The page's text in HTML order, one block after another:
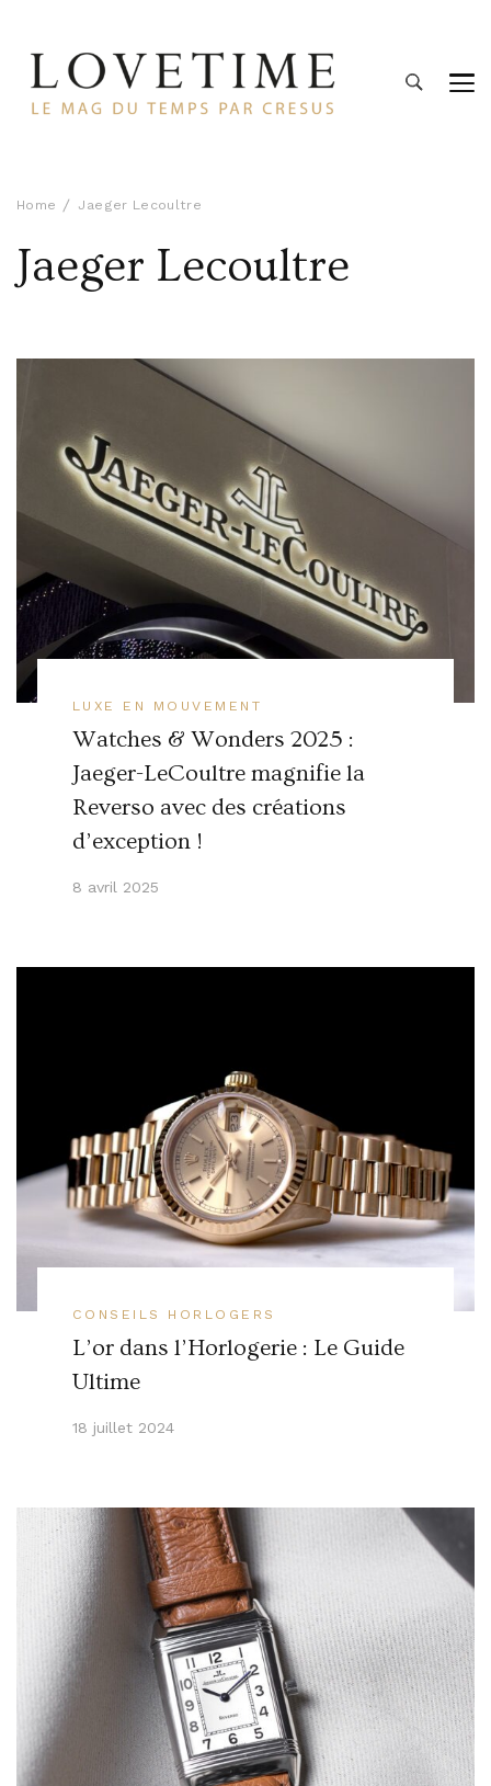
Home Jaeger Lecoultre
Jaeger Lecoultre
LUXE EN MOUVEMENT
Watches & Wonders 2025 :
Jaeger-LeCoultre magnifie la
Reverso avec des créations
d’exception !
8 avril 2025
CONSEILS HORLOGERS
L’or dans l’Horlogerie : Le Guide
Ultime
18 juillet 2024